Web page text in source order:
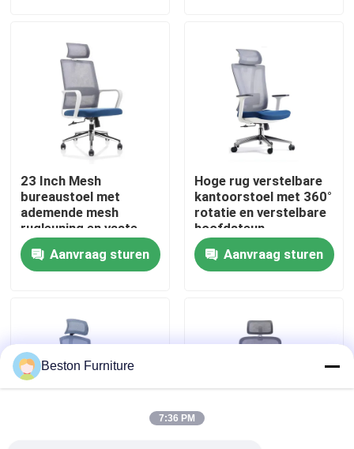
Producten
Over ons
Fabriekstocht
Kwaliteitscontrole
Neem contact met ons op
Gevallen
Blog
23 Inch Mesh
bureaustoel met
ademende mesh
rugleuning en vaste
armleuningen
Draaibare bureaustoel
Aanvraag sturen
Hoge rug verstelbare
kantoorstoel met 360°
rotatie en verstelbare
hoofdsteun
Aanvraag sturen
Beston Furniture
7:36 PM